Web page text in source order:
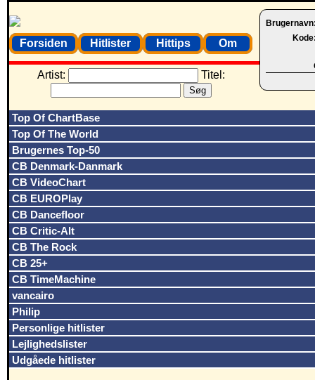
Forsiden Hitlister Hittips Om
Artist: Titel:
Top Of ChartBase
Top Of The World
Brugernes Top-50
CB Denmark-Danmark
CB VideoChart
CB EUROPlay
CB Dancefloor
CB Critic-Alt
CB The Rock
CB 25+
CB TimeMachine
vancairo
Philip
Personlige hitlister
Lejlighedslister
Udgåede hitlister